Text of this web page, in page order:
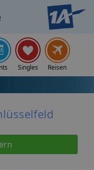
Singles Reisen